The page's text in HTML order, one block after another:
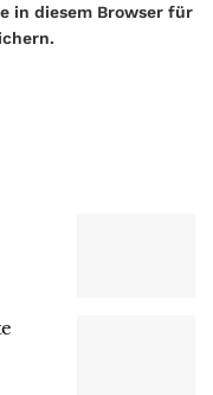
in diesem Browser für